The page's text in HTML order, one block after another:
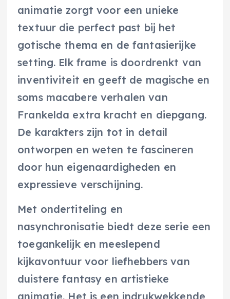
animatie zorgt voor een unieke
textuur die perfect past bij het
gotische thema en de fantasierijke
setting. Elk frame is doordrenkt van
inventiviteit en geeft de magische en
soms macabere verhalen van
Frankelda extra kracht en diepgang.
De karakters zijn tot in detail
ontworpen en weten te fascineren
door hun eigenaardigheden en
expressieve verschijning.
Met ondertiteling en
nasynchronisatie biedt deze serie een
toegankelijk en meeslepend
kijkavontuur voor liefhebbers van
duistere fantasy en artistieke
animatie. Het is een indrukwekkende